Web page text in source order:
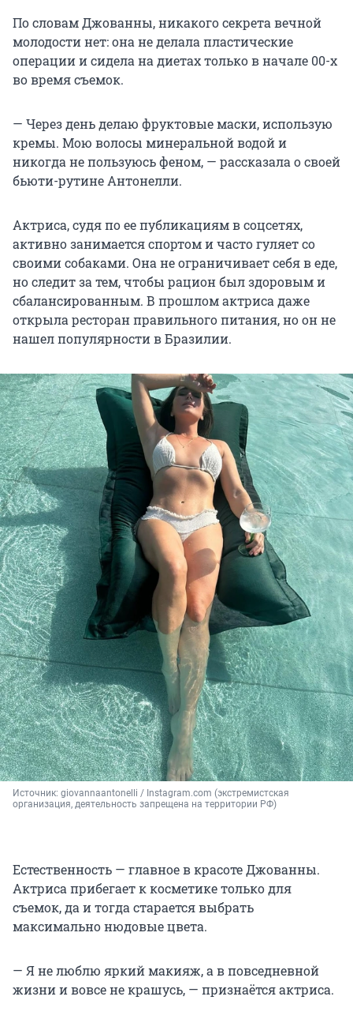
По словам Джованны, никакого секрета вечной
молодости нет: она не делала пластические
операции и сидела на диетах только в начале 00-х
во время съемок.
— Через день делаю фруктовые маски, использую
кремы. Мою волосы минеральной водой и
никогда не пользуюсь феном, — рассказала о своей
бьюти-рутине Антонелли.
Актриса, судя по ее публикациям в соцсетях,
активно занимается спортом и часто гуляет со
своими собаками. Она не ограничивает себя в еде,
но следит за тем, чтобы рацион был здоровым и
сбалансированным. В прошлом актриса даже
открыла ресторан правильного питания, но он не
нашел популярности в Бразилии.
Источник: giovannaantonelli / Instagram.com (экстремистская
организация, деятельность запрещена на территории РФ)
Естественность — главное в красоте Джованны.
Актриса прибегает к косметике только для
съемок, да и тогда старается выбрать
максимально нюдовые цвета.
— Я не люблю яркий макияж, а в повседневной
жизни и вовсе не крашусь, — признаётся актриса.